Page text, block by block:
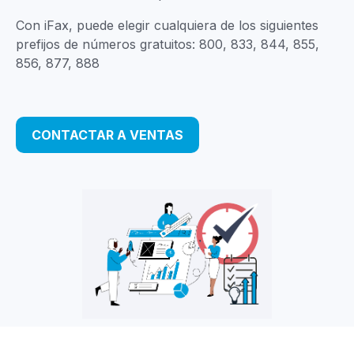
Con iFax, puede elegir cualquiera de los siguientes
prefijos de números gratuitos: 800, 833, 844, 855,
856, 877, 888
CONTACTAR A VENTAS